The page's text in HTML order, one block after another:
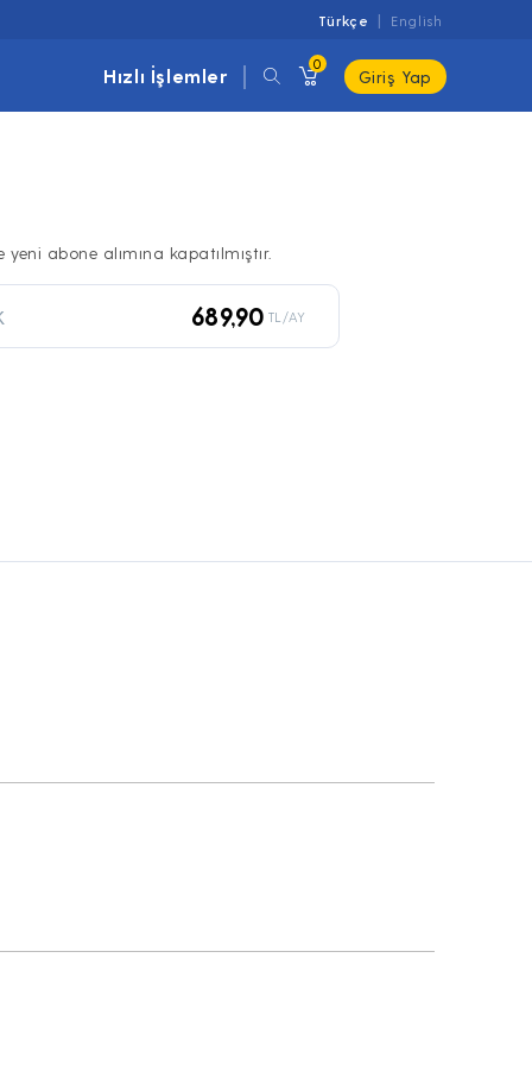
Türkçe English
Hızlı İşlemler
0
Giriş Yap
abone alımına kapatılmıştır.
689,90 TL/AY